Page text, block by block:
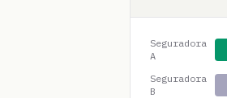
Seguradora
A
Seguradora
B